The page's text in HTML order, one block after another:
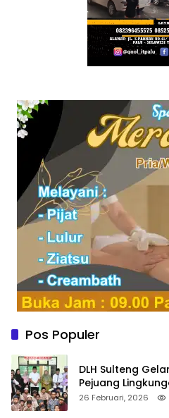
Pos Populer
DLH Sulteng
Pejuang
Kepedulian
26 Februari, 2026